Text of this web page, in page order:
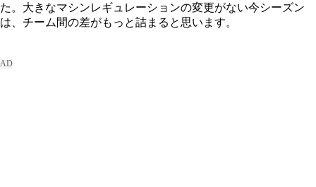
た。大きなマシンレギュレーションの変更がない今シーズン
は、チーム間の差がもっと詰まると思います。